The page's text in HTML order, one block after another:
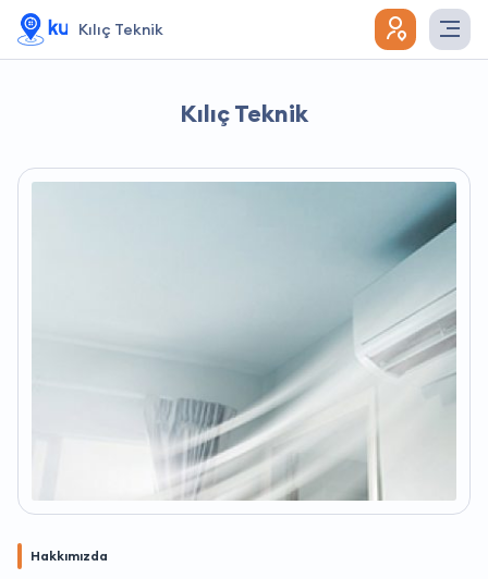
Kılıç Teknik
Kılıç Teknik
Hakkımızda